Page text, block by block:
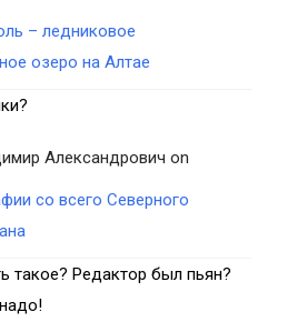
– ледниковое
озеро на Алтае
Александрович on
со всего Северного
такое? Редактор был пьян?